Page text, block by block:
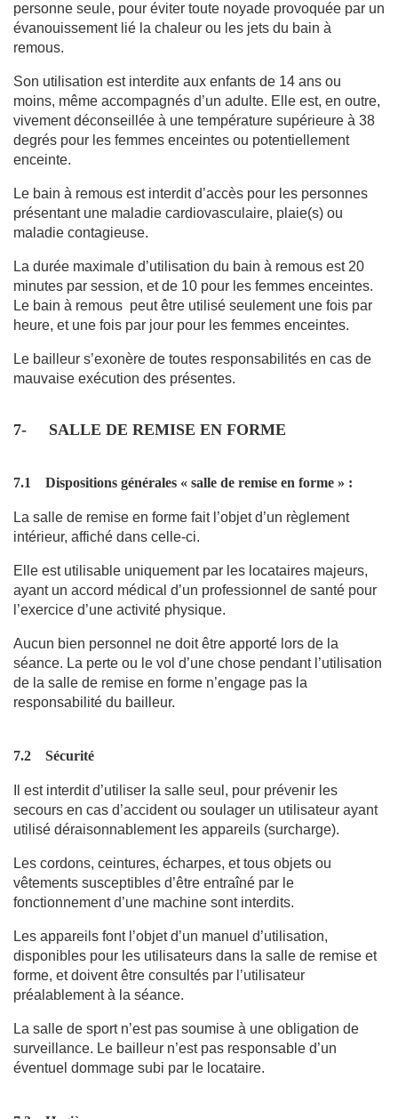
personne seule, pour éviter toute noyade provoquée par un
évanouissement lié la chaleur ou les jets du bain à
remous.
Son utilisation est interdite aux enfants de 14 ans ou
moins, même accompagnés d’un adulte. Elle est, en outre,
vivement déconseillée à une température supérieure à 38
degrés pour les femmes enceintes ou potentiellement
enceinte.
Le bain à remous est interdit d’accès pour les personnes
présentant une maladie cardiovasculaire, plaie(s) ou
maladie contagieuse.
La durée maximale d’utilisation du bain à remous est 20
minutes par session, et de 10 pour les femmes enceintes.
Le bain à remous peut être utilisé seulement une fois par
heure, et une fois par jour pour les femmes enceintes.
Le bailleur s’exonère de toutes responsabilités en cas de
mauvaise exécution des présentes.
7- SALLE DE REMISE EN FORME
7.1 Dispositions générales « salle de remise en forme » :
La salle de remise en forme fait l’objet d’un règlement
intérieur, affiché dans celle-ci.
Elle est utilisable uniquement par les locataires majeurs,
ayant un accord médical d’un professionnel de santé pour
l’exercice d’une activité physique.
Aucun bien personnel ne doit être apporté lors de la
séance. La perte ou le vol d’une chose pendant l’utilisation
de la salle de remise en forme n’engage pas la
responsabilité du bailleur.
7.2 Sécurité
Il est interdit d’utiliser la salle seul, pour prévenir les
secours en cas d’accident ou soulager un utilisateur ayant
utilisé déraisonnablement les appareils (surcharge).
Les cordons, ceintures, écharpes, et tous objets ou
vêtements susceptibles d’être entraîné par le
fonctionnement d’une machine sont interdits.
Les appareils font l’objet d’un manuel d’utilisation,
disponibles pour les utilisateurs dans la salle de remise et
forme, et doivent être consultés par l’utilisateur
préalablement à la séance.
La salle de sport n’est pas soumise à une obligation de
surveillance. Le bailleur n’est pas responsable d’un
éventuel dommage subi par le locataire.